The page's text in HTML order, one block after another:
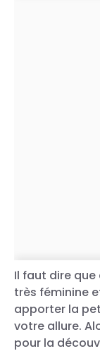
Il faut dire
très féminine
apporter la
votre allure.
pour la